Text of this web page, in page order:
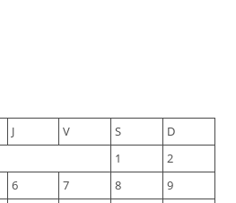
J V S
D
1
2
6 7 8
9